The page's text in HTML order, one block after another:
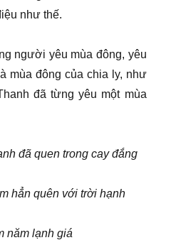
như thế.
người yêu mùa đông, yêu
mùa đông của chia ly, như
đã từng yêu một mùa
đã quen trong cay đắng
hẳn quên với trời hạnh
năm lạnh giá